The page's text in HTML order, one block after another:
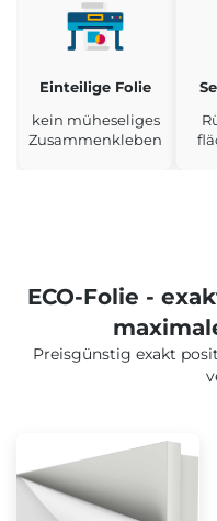
Einteilige Folie
kein müheseliges
Zusammenkleben
ECO-Folie -
Preisgünstig exakt